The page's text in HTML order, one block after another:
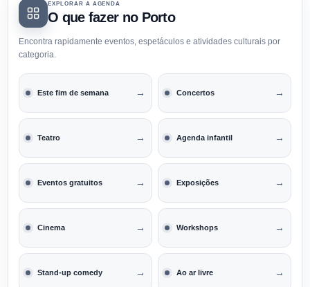
EXPLORAR A AGENDA
O que fazer no Porto
Encontra rapidamente eventos, espetáculos e atividades culturais por
categoria.
Este fim de semana → Concertos →
Teatro → Agenda infantil →
Eventos gratuitos → Exposições →
Cinema → Workshops →
Stand-up comedy → Ao ar livre →